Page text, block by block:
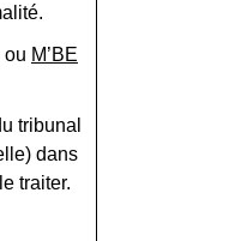
ou M’BE
tribunal
dans
traiter.